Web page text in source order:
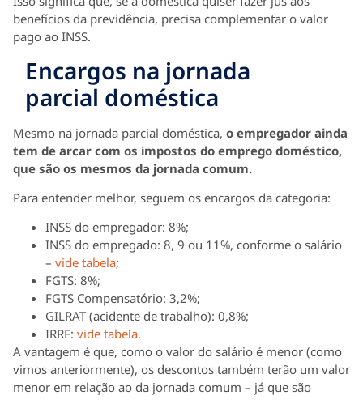
benefícios da previdência, precisa complementar o valor
pago ao INSS.
Encargos na jornada
parcial doméstica
Mesmo na jornada parcial doméstica, o empregador ainda
tem de arcar com os impostos do emprego doméstico,
que são os mesmos da jornada comum.
Para entender melhor, seguem os encargos da categoria:
INSS do empregador: 8%;
INSS do empregado: 8, 9 ou 11%, conforme o salário
– vide tabela;
FGTS: 8%;
FGTS Compensatório: 3,2%;
GILRAT (acidente de trabalho): 0,8%;
IRRF: vide tabela.
A vantagem é que, como o valor do salário é menor (como
vimos anteriormente), os descontos também terão um valor
menor em relação ao da jornada comum – já que são